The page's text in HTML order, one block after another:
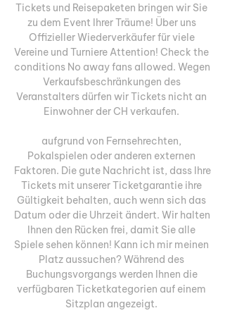
Tickets und Reisepaketen bringen wir Sie
zu dem Event Ihrer Träume! Über uns
Offizieller Wiederverkäufer für viele
Vereine und Turniere Attention! Check the
conditions No away fans allowed. Wegen
Verkaufsbeschränkungen des
Veranstalters dürfen wir Tickets nicht an
Einwohner der CH verkaufen.
aufgrund von Fernsehrechten,
Pokalspielen oder anderen externen
Faktoren. Die gute Nachricht ist, dass Ihre
Tickets mit unserer Ticketgarantie ihre
Gültigkeit behalten, auch wenn sich das
Datum oder die Uhrzeit ändert. Wir halten
Ihnen den Rücken frei, damit Sie alle
Spiele sehen können! Kann ich mir meinen
Platz aussuchen? Während des
Buchungsvorgangs werden Ihnen die
verfügbaren Ticketkategorien auf einem
Sitzplan angezeigt.